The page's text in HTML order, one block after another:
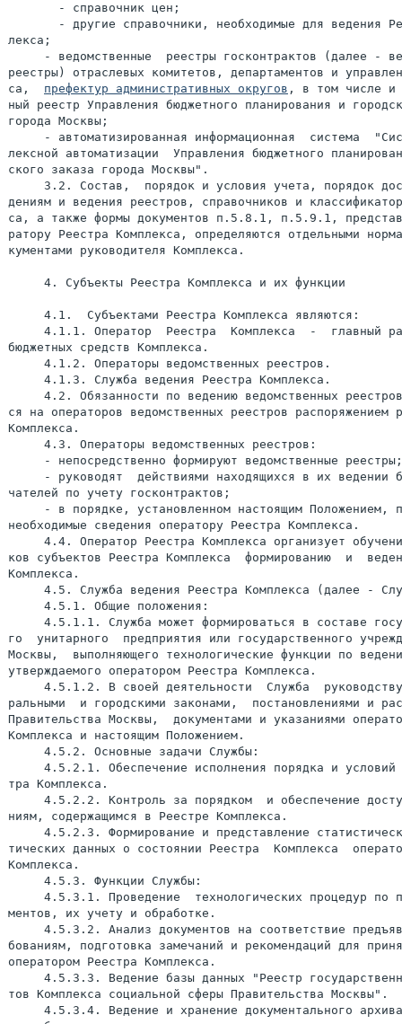
       - справочник цен;
- другие справочники, необходимые для ведения
лекса;
- ведомственные  реестры госконтрактов (далее -
реестры) отраслевых комитетов, департаментов и
са, префектур административных округов , в том числе и
ный реестр Управления бюджетного планирования и
города Москвы;
- автоматизированная информационная  система
лексной автоматизации  Управления бюджетного
ского заказа города Москвы".
3.2. Состав,  порядок и условия учета, порядок
дениям и ведения реестров, справочников и
са, а также формы документов п.5.8.1, п.5.9.1,
ратору Реестра Комплекса, определяются отдельными
кументами руководителя Комплекса.
     4. Субъекты Реестра Комплекса и их функции
     4.1.  Субъектами Реестра Комплекса являются:
4.1.1. Оператор  Реестра  Комплекса  -  главный
бюджетных средств Комплекса.
     4.1.2. Операторы ведомственных реестров.
     4.1.3. Служба ведения Реестра Комплекса.
4.2. Обязанности по ведению ведомственных
ся на операторов ведомственных реестров распоряжением
Комплекса.
     4.3. Операторы ведомственных реестров:
     - непосредственно формируют ведомственные реестры;
- руководят  действиями находящихся в их ведении
чателей по учету госконтрактов;
- в порядке, установленном настоящим Положением,
необходимые сведения оператору Реестра Комплекса.
4.4. Оператор Реестра Комплекса организует
ков субъектов Реестра Комплекса  формированию  и
Комплекса.
4.5. Служба ведения Реестра Комплекса (далее -
     4.5.1. Общие положения:
4.5.1.1. Служба может формироваться в составе
го  унитарного  предприятия или государственного
Москвы,  выполняющего технологические функции по
утверждаемого оператором Реестра Комплекса.
4.5.1.2. В своей деятельности  Служба
ральными  и городскими законами,  постановлениями и
Правительства Москвы,  документами и указаниями
Комплекса и настоящим Положением.
     4.5.2. Основные задачи Службы:
4.5.2.1. Обеспечение исполнения порядка и условий
тра Комплекса.
4.5.2.2. Контроль за порядком  и обеспечение
ниям, содержащимся в Реестре Комплекса.
4.5.2.3. Формирование и представление
тических данных о состоянии Реестра  Комплекса
Комплекса.
     4.5.3. Функции Службы:
4.5.3.1. Проведение  технологических процедур по
ментов, их учету и обработке.
4.5.3.2. Анализ документов на соответствие
бованиям, подготовка замечаний и рекомендаций для
оператором Реестра Комплекса.
4.5.3.3. Ведение базы данных "Реестр
тов Комплекса социальной сферы Правительства Москвы".
4.5.3.4. Ведение и хранение документального